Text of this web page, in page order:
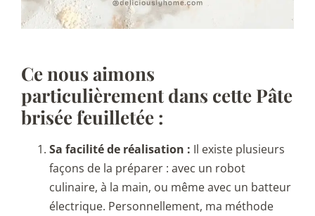
Ce nous aimons
particulièrement dans cette Pâte
brisée feuilletée :
Sa facilité de réalisation : Il existe plusieurs
façons de la préparer : avec un robot
culinaire, à la main, ou même avec un batteur
électrique. Personnellement, ma méthode